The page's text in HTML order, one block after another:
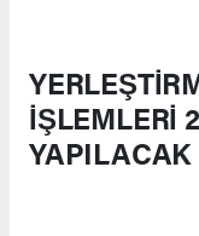
İŞLEMLERİ
YAPILACAK